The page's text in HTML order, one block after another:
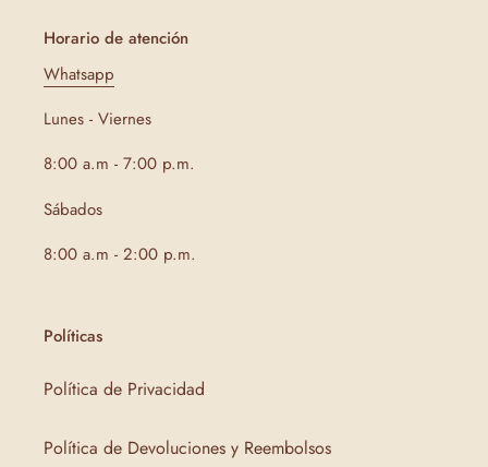
Horario de atención
Whatsapp
Lunes - Viernes
8:00 a.m - 7:00 p.m.
Sábados
8:00 a.m - 2:00 p.m.
Políticas
Política de Privacidad
Política de Devoluciones y Reembolsos